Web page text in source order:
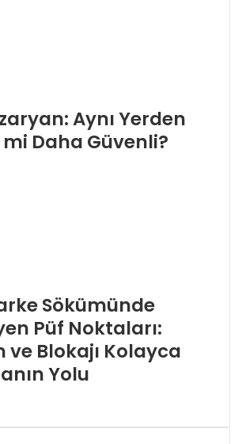
Aynı Yerden
Daha Güvenli?
Sökümünde
Püf Noktaları:
ve Blokajı Kolayca
Yolu